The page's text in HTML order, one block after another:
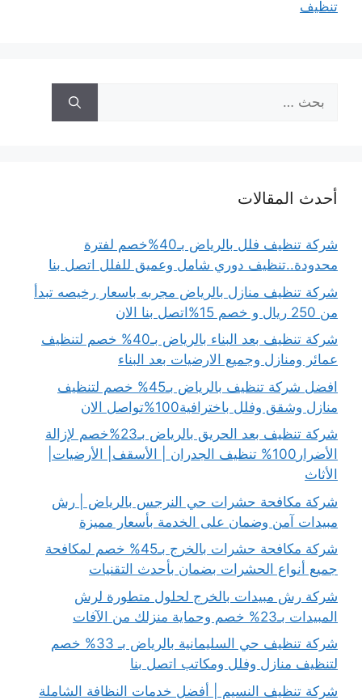
تنظيف
عن:
أحدث المقالات
شركة تنظيف فلل بالرياض بـ40%خصم لفترة
محدودة..تنظيف دوري شامل وعميق للفلل اتصل بنا
شركة تنظيف منازل بالرياض مجربه باسعار رخيصه تبدأ
من 250 ريال و خصم 15%اتصل بنا الان
شركة تنظيف بعد البناء بالرياض بـ40% خصم لتنظيف
عمائر ومنازل وجميع الارضيات بعد البناء
افضل شركة تنظيف بالرياض بـ45% خصم لتنظيف
منازل وشقق وفلل باخترافية100%تواصل الان
شركة تنظيف بعد الحريق بالرياض بـ23%خصم لإزالة
الأضرار100% تنظيف الجدران | الأسقف| الأرضيات|
الأثاث
شركة مكافحة حشرات حي النرجس بالرياض | رش
مبيدات آمن وضمان على الخدمة بأسعار مميزة
شركة مكافحة حشرات بالخرج بـ45% خصم لمكافحة
جميع أنواع الحشرات بضمان بأحدث التقنيات
شركة رش مبيدات بالخرج لحلول متطورة لرش
المبيدات بـ23% خصم وحماية منزلك من الآفات
شركة تنظيف حي السليمانية بالرياض بـ 33% خصم
لتنظيف منازل وفلل ومكاتب اتصل بنا
شركة تنظيف النسيم | أفضل خدمات النظافة الشاملة